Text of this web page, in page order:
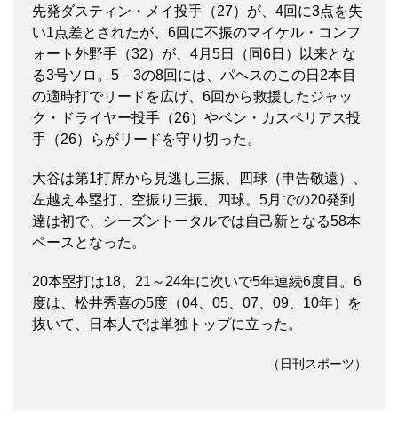
先発ダスティン・メイ投手（27）が、4回に3点を失
い1点差とされたが、6回に不振のマイケル・コンフ
ォート外野手（32）が、4月5日（同6日）以来とな
る3号ソロ。5－3の8回には、パヘスのこの日2本目
の適時打でリードを広げ、6回から救援したジャッ
ク・ドライヤー投手（26）やベン・カスペリアス投
手（26）らがリードを守り切った。
大谷は第1打席から見逃し三振、四球（申告敬遠）、
左越え本塁打、空振り三振、四球。5月での20発到
達は初で、シーズントータルでは自己新となる58本
ペースとなった。
20本塁打は18、21～24年に次いで5年連続6度目。6
度は、松井秀喜の5度（04、05、07、09、10年）を
抜いて、日本人では単独トップに立った。
（日刊スポーツ）